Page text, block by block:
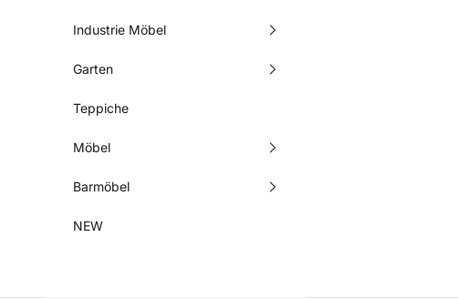
Industrie Möbel
Garten
Teppiche
Möbel
Barmöbel
NEW